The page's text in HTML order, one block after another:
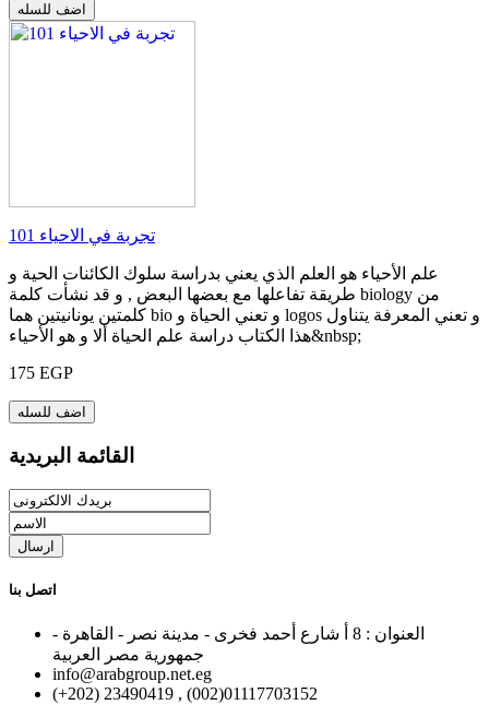
اضف للسله
101 تجربة في الاحياء
علم الأحياء هو العلم الذي يعني بدراسة سلوك الكائنات الحية و
طريقة تفاعلها مع بعضها البعض , و قد نشأت كلمة biology من
كلمتين يونانيتين هما bio و تعني الحياة و logos و تعني المعرفة يتناول
هذا الكتاب دراسة علم الحياة ألا و هو الأحياء&nbsp;
175 EGP
اضف للسله
القائمة البريدية
ارسال
اتصل بنا
العنوان : 8 أ شارع أحمد فخرى - مدينة نصر - القاهرة -
جمهورية مصر العربية
info@arabgroup.net.eg
(+202) 23490419 , (002)01117703152